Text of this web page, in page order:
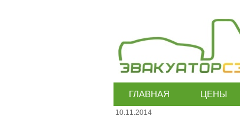
ГЛАВНАЯ ЦЕНЫ
10.11.2014